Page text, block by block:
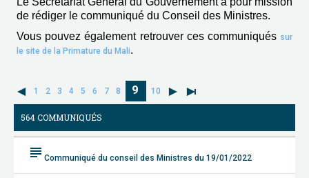
de rédiger le communiqué du Conseil des Ministres.
Vous pouvez également retrouver ces communiqués sur
le site de la Primature du Mali.
1 2 3 4 5 6 7 8 9 10
564 COMMUNIQUÉS
subject Communiqué du conseil des Ministres du 19/01/2022